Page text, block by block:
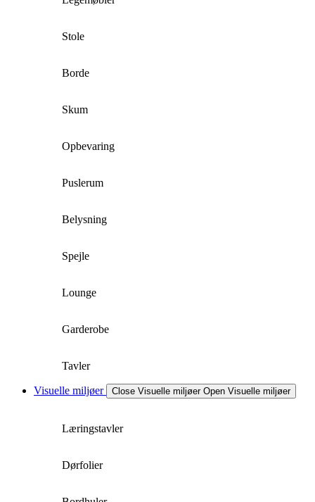
Stole
Borde
Skum
Opbevaring
Puslerum
Belysning
Spejle
Lounge
Garderobe
Tavler
Visuelle miljøer Close Visuelle miljøer Open Visuelle miljøer
Læringstavler
Dørfolier